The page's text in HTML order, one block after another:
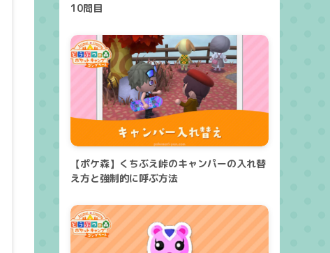
10問目
【ポケ森】くちぶえ峠のキャンパーの入れ替
え方と強制的に呼ぶ方法